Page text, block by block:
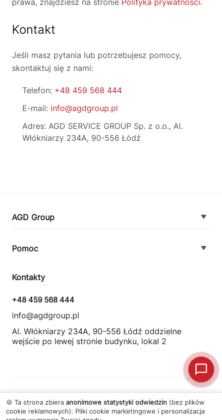
prawa, znajdziesz na stronie Polityka prywatności.
Kontakt
Jeśli masz pytania lub potrzebujesz pomocy,
skontaktuj się z nami:
Telefon: +48 459 568 444
E-mail: info@agdgroup.pl
Adres: AGD SERVICE GROUP Sp. z o.o., Al.
Włókniarzy 234A, 90-556 Łódź
AGD Group
Kontakt
Pomoc
Zamówienie i płatność
Zasady dostawy urządzeń
Regulamin usług serwisowych
Wymiana i zwrot towaru
Kontakty
+48 459 568 444
info@agdgroup.pl
Al. Włókniarzy 234A, 90-556 Łódź oddzielne
wejście po lewej stronie budynku, lokal 2
© 2026 Wszelkie prawa zastrzeżone AGD Group.
🍪 Ta strona zbiera anonimowe statystyki odwiedzin (bez plików
cookie reklamowych). Pliki cookie marketingowe i personalizacja